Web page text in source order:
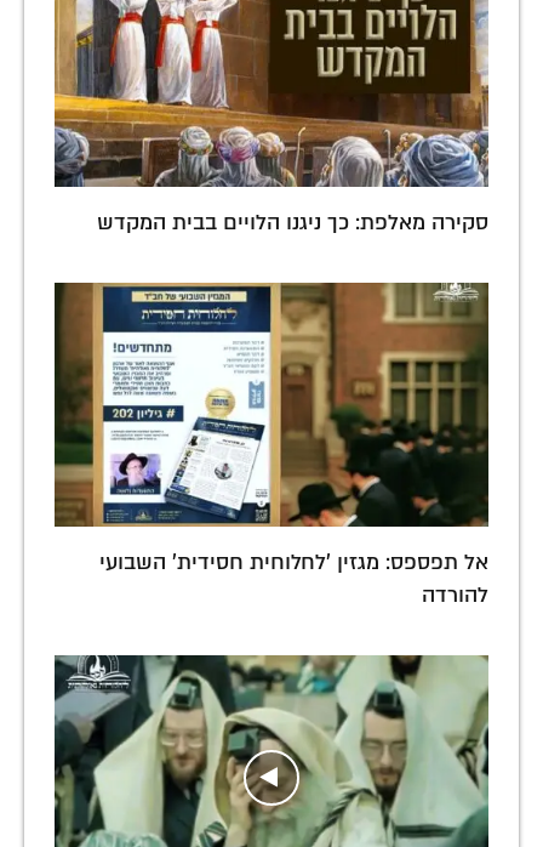
סקירה מאלפת: כך ניגנו הלויים בבית המקדש
אל תפספס: מגזין 'לחלוחית חסידית' השבועי
להורדה